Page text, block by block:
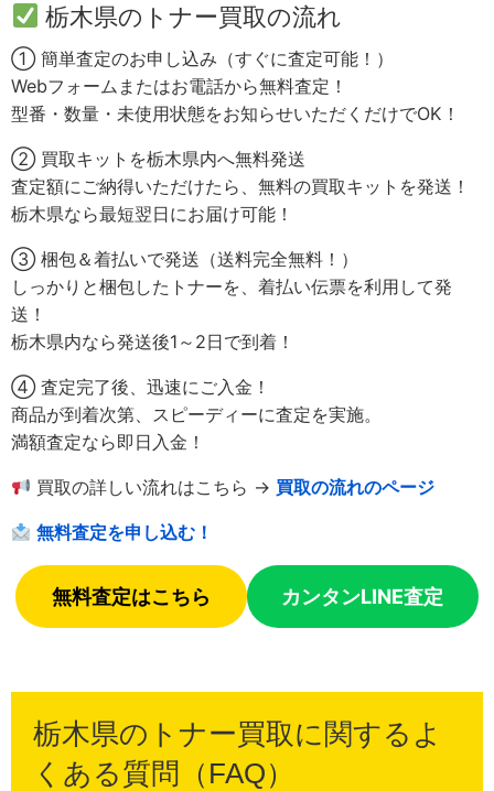
栃木県のトナー買取の流れ
① 簡単査定のお申し込み（すぐに査定可能！）
Webフォームまたはお電話から無料査定！
型番・数量・未使用状態をお知らせいただくだけでOK！
② 買取キットを栃木県内へ無料発送
査定額にご納得いただけたら、無料の買取キットを発送！
栃木県なら最短翌日にお届け可能！
③ 梱包＆着払いで発送（送料完全無料！）
しっかりと梱包したトナーを、着払い伝票を利用して発
送！
栃木県内なら発送後1～2日で到着！
④ 査定完了後、迅速にご入金！
商品が到着次第、スピーディーに査定を実施。
満額査定なら即日入金！
買取の詳しい流れはこちら → 買取の流れのページ
無料査定を申し込む！
無料査定はこちら カンタンLINE査定
栃木県のトナー買取に関するよ
くある質問（FAQ）